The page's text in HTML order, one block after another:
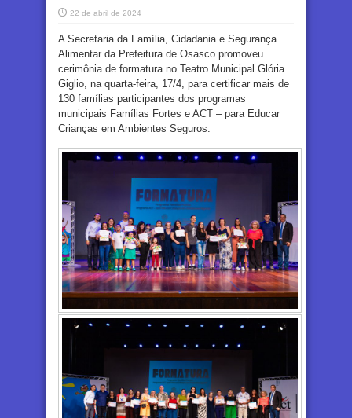
22 de abril de 2024
A Secretaria da Família, Cidadania e Segurança
Alimentar da Prefeitura de Osasco promoveu
cerimônia de formatura no Teatro Municipal Glória
Giglio, na quarta-feira, 17/4, para certificar mais de
130 famílias participantes dos programas
municipais Famílias Fortes e ACT – para Educar
Crianças em Ambientes Seguros.